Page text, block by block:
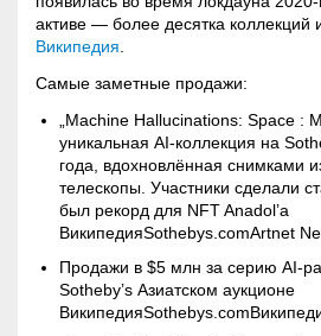
активе — более десятка коллекций
Википедия
Самые заметные продажи:
„Machine Hallucinations: Space :
уникальная AI-коллекция на
года, вдохновлённая снимками
телескопы. Участники сделали
был рекорд для NFT Anadol’а
ВикипедияSothebys.comArtnet
Продажи в $5 млн за серию AI-
Sotheby’s Азиатском аукционе